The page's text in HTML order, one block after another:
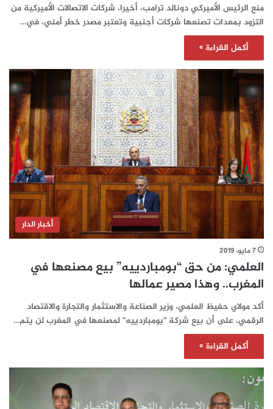
منع الرئيس الأميركي دونالد ترامب، أخيرا، شركات الاتصالات الأميركية من
التزود بمعدات تصنعها شركات أجنبية وتعتبر مصدر خطر أمني، في…
أكمل القراءة »
أخبار الدار
7 مايو، 2019
العلمي: من حق “بومباردييه” بيع مصنعها في
المغرب.. وهذا مصير عمالها
أكد مولاي حفيظ العلمي، وزير الصناعة والاستثمار والتجارة والاقتصاد
الرقمي، على أن بيع شركة "بومباردييه" لمصنعها في المغرب لن يتم…
أكمل القراءة »